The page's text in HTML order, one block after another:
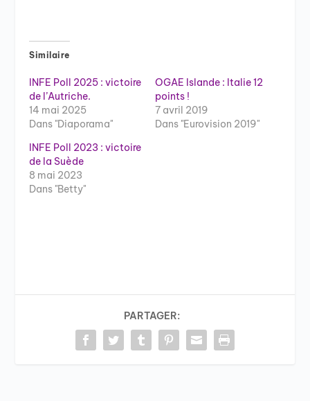
Similaire
INFE Poll 2025 : victoire
de l’Autriche.
14 mai 2025
Dans "Diaporama"
OGAE Islande : Italie 12
points !
7 avril 2019
Dans "Eurovision 2019"
INFE Poll 2023 : victoire
de la Suède
8 mai 2023
Dans "Betty"
PARTAGER: